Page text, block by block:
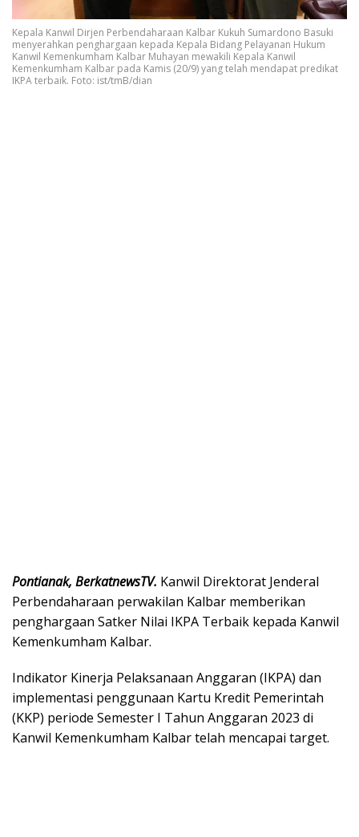
Kepala Kanwil Dirjen Perbendaharaan Kalbar Kukuh Sumardono Basuki
menyerahkan penghargaan kepada Kepala Bidang Pelayanan Hukum
Kanwil Kemenkumham Kalbar Muhayan mewakili Kepala Kanwil
Kemenkumham Kalbar pada Kamis (20/9) yang telah mendapat predikat
IKPA terbaik. Foto: ist/tmB/dian
Pontianak, BerkatnewsTV. Kanwil Direktorat Jenderal
Perbendaharaan perwakilan Kalbar memberikan
penghargaan Satker Nilai IKPA Terbaik kepada Kanwil
Kemenkumham Kalbar.
Indikator Kinerja Pelaksanaan Anggaran (IKPA) dan
implementasi penggunaan Kartu Kredit Pemerintah
(KKP) periode Semester I Tahun Anggaran 2023 di
Kanwil Kemenkumham Kalbar telah mencapai target.